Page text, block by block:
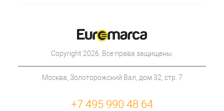
Copyright 2026. Все права защищены.
Москва, Золоторожский Вал, дом 32, стр. 7
+7 495 990 48 64